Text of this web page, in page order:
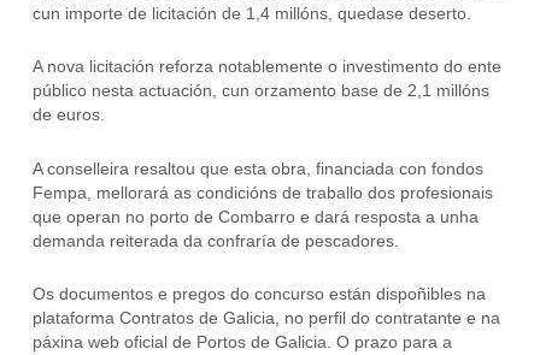
cun importe de licitación de 1,4 millóns, quedase deserto.
A nova licitación reforza notablemente o investimento do ente
público nesta actuación, cun orzamento base de 2,1 millóns
de euros.
A conselleira resaltou que esta obra, financiada con fondos
Fempa, mellorará as condicións de traballo dos profesionais
que operan no porto de Combarro e dará resposta a unha
demanda reiterada da confraría de pescadores.
Os documentos e pregos do concurso están dispoñibles na
plataforma Contratos de Galicia, no perfil do contratante e na
páxina web oficial de Portos de Galicia. O prazo para a